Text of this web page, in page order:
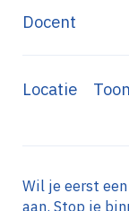
Docent
Locatie
Wil je eerst
aan. Stop je